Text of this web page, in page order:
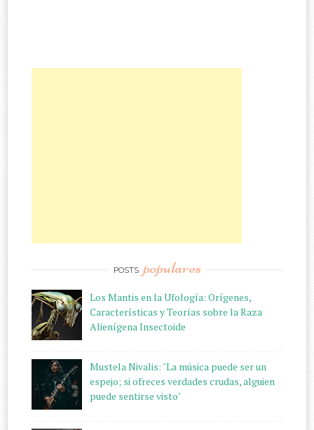
POSTS populares
Los Mantis en la Ufología: Orígenes,
Características y Teorías sobre la Raza
Alienígena Insectoide
Mustela Nivalis: "La música puede ser un
espejo; si ofreces verdades crudas, alguien
puede sentirse visto"